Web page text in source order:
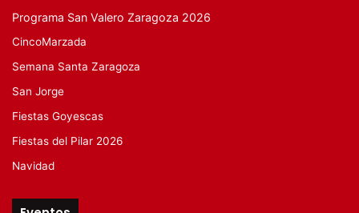
Programa San Valero Zaragoza 2026
CincoMarzada
Semana Santa Zaragoza
San Jorge
Fiestas Goyescas
Fiestas del Pilar 2026
Navidad